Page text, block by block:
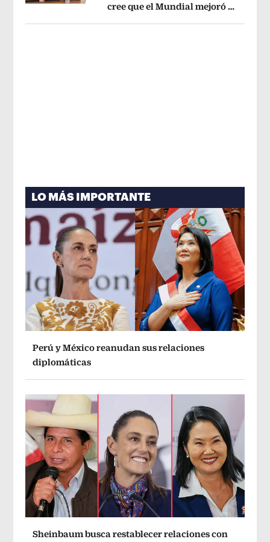
Opens in new windowcree que el Mundial mejoró la
LO MÁS IMPORTANTE
Perú y México reanudan sus relaciones
diplomáticas
Sheinbaum busca restablecer relaciones con